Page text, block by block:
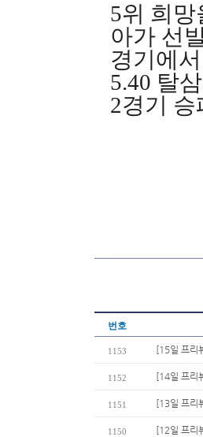
5위 희
아가 선
경기에
5.40 탈
2경기
번호
1153 [15일 프리
1152 [14일 프리
1151 [13일 프리
1150 [12일 프리